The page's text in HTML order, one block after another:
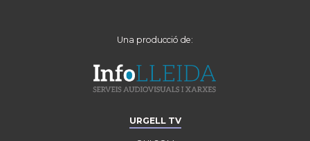
Una producció de:
URGELL TV